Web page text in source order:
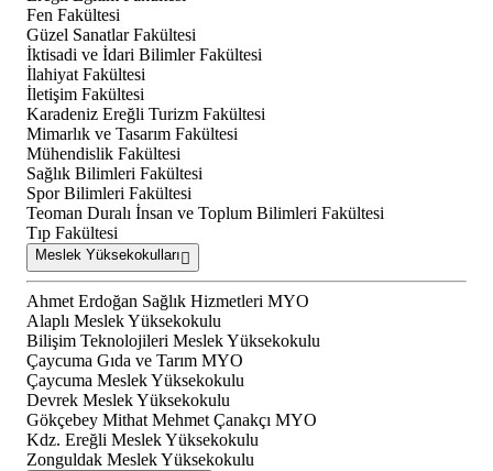
Fen Fakültesi
Güzel Sanatlar Fakültesi
İktisadi ve İdari Bilimler Fakültesi
İlahiyat Fakültesi
İletişim Fakültesi
Karadeniz Ereğli Turizm Fakültesi
Mimarlık ve Tasarım Fakültesi
Mühendislik Fakültesi
Sağlık Bilimleri Fakültesi
Spor Bilimleri Fakültesi
Teoman Duralı İnsan ve Toplum Bilimleri Fakültesi
Tıp Fakültesi
Meslek Yüksekokulları
Ahmet Erdoğan Sağlık Hizmetleri MYO
Alaplı Meslek Yüksekokulu
Bilişim Teknolojileri Meslek Yüksekokulu
Çaycuma Gıda ve Tarım MYO
Çaycuma Meslek Yüksekokulu
Devrek Meslek Yüksekokulu
Gökçebey Mithat Mehmet Çanakçı MYO
Kdz. Ereğli Meslek Yüksekokulu
Zonguldak Meslek Yüksekokulu